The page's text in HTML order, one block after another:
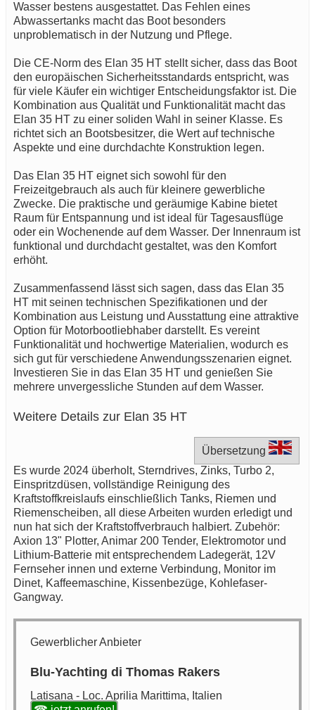
Wasser bestens ausgestattet. Das Fehlen eines
Abwassertanks macht das Boot besonders
unproblematisch in der Nutzung und Pflege.
Die CE-Norm des Elan 35 HT stellt sicher, dass das Boot
den europäischen Sicherheitsstandards entspricht, was
für viele Käufer ein wichtiger Entscheidungsfaktor ist. Die
Kombination aus Qualität und Funktionalität macht das
Elan 35 HT zu einer soliden Wahl in seiner Klasse. Es
richtet sich an Bootsbesitzer, die Wert auf technische
Aspekte und eine durchdachte Konstruktion legen.
Das Elan 35 HT eignet sich sowohl für den
Freizeitgebrauch als auch für kleinere gewerbliche
Zwecke. Die praktische und geräumige Kabine bietet
Raum für Entspannung und ist ideal für Tagesausflüge
oder ein Wochenende auf dem Wasser. Der Innenraum ist
funktional und durchdacht gestaltet, was den Komfort
erhöht.
Zusammenfassend lässt sich sagen, dass das Elan 35
HT mit seinen technischen Spezifikationen und der
Kombination aus Leistung und Ausstattung eine attraktive
Option für Motorbootliebhaber darstellt. Es vereint
Funktionalität und hochwertige Materialien, wodurch es
sich gut für verschiedene Anwendungsszenarien eignet.
Investieren Sie in das Elan 35 HT und genießen Sie
mehrere unvergessliche Stunden auf dem Wasser.
Weitere Details zur Elan 35 HT
Übersetzung
Es wurde 2024 überholt, Sterndrives, Zinks, Turbo 2,
Einspritzdüsen, vollständige Reinigung des
Kraftstoffkreislaufs einschließlich Tanks, Riemen und
Riemenscheiben, all diese Arbeiten wurden erledigt und
nun hat sich der Kraftstoffverbrauch halbiert. Zubehör:
Axion 13" Plotter, Animar 200 Tender, Elektromotor und
Lithium-Batterie mit entsprechendem Ladegerät, 12V
Fernseher innen und externe Verbindung, Monitor im
Dinet, Kaffeemaschine, Kissenbezüge, Kohlefaser-
Gangway.
Gewerblicher Anbieter
Blu-Yachting di Thomas Rakers
Latisana - Loc. Aprilia Marittima, Italien